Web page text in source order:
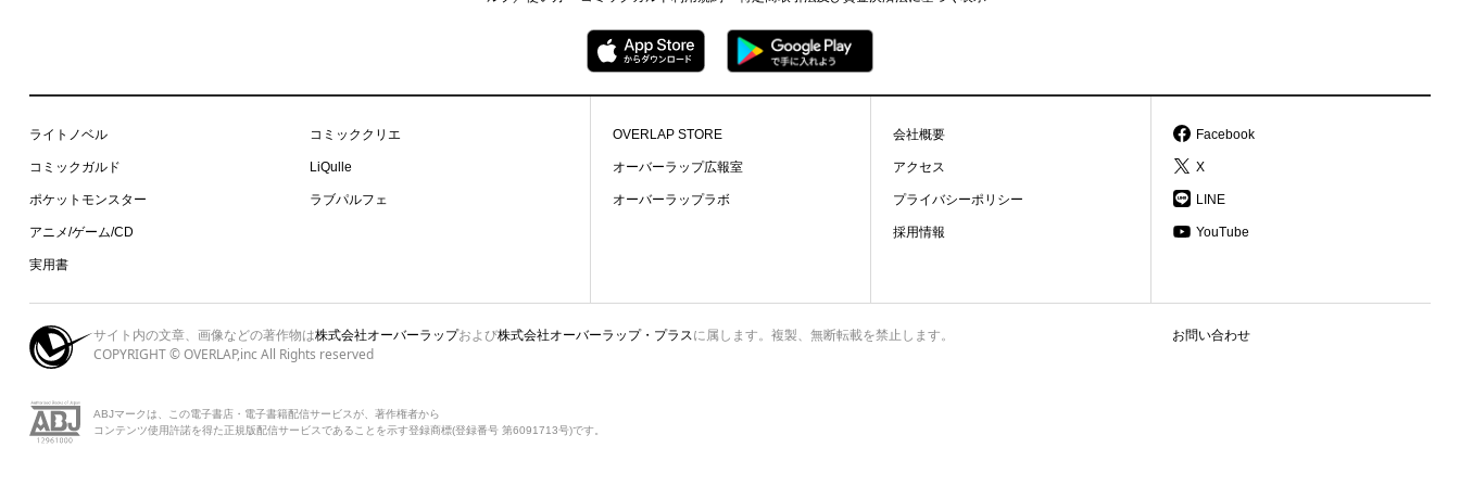
ライトノベル
コミックガルド
ポケットモンスター
アニメ/ゲーム/CD
実用書
コミッククリエ
LiQulle
ラブパルフェ
OVERLAP STORE
オーバーラップ広報室
オーバーラップラボ
会社概要
アクセス
プライバシーポリシー
採用情報
Facebook
X
LINE
YouTube
お問い合わせ
サイト内の文章、画像などの著作物は株式会社オーバーラップおよび株式会社オーバーラップ・プラス に属します。複製、無断転載を禁止します。
COPYRIGHT © OVERLAP,inc All Rights reserved
ABJマークは、この電子書店・電子書籍配信サービスが、著作権者から
コンテンツ使用許諾を得た正規版配信サービスであることを示す登録商標(登録番号 第6091713号)です。